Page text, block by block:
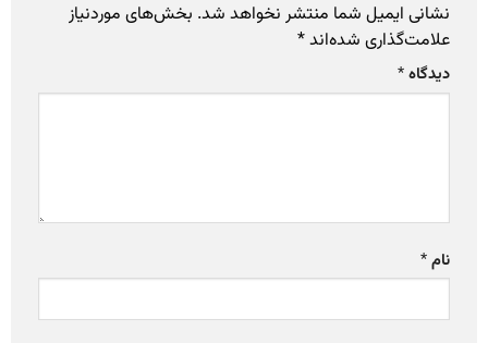
نشانی ایمیل شما منتشر نخواهد شد. بخش‌های موردنیاز
علامت‌گذاری شده‌اند*
دیدگاه*
نام*